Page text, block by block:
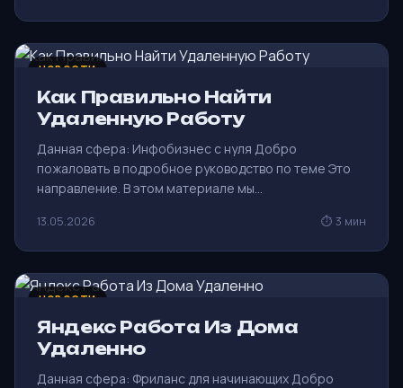
НОВОСТИ
Как Правильно Найти
Удаленную Работу
Данная сфера: Инфобизнес с нуля Добро
пожаловать в подробное руководство по теме Это
направление. В этом материале мы…
13.05.2026 ⏱ 3 мин
НОВОСТИ
Яндекс Работа Из Дома
Удаленно
Данная сфера: Фриланс для начинающих Добро